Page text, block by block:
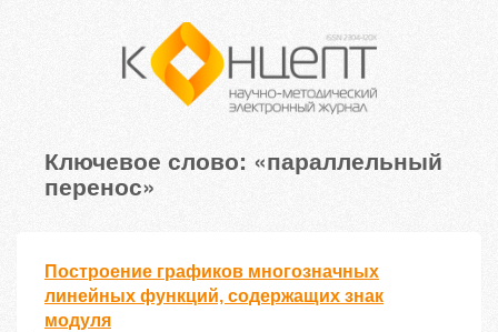
Ключевое слово: «параллельный
перенос»
Построение графиков многозначных
линейных функций, содержащих знак
модуля